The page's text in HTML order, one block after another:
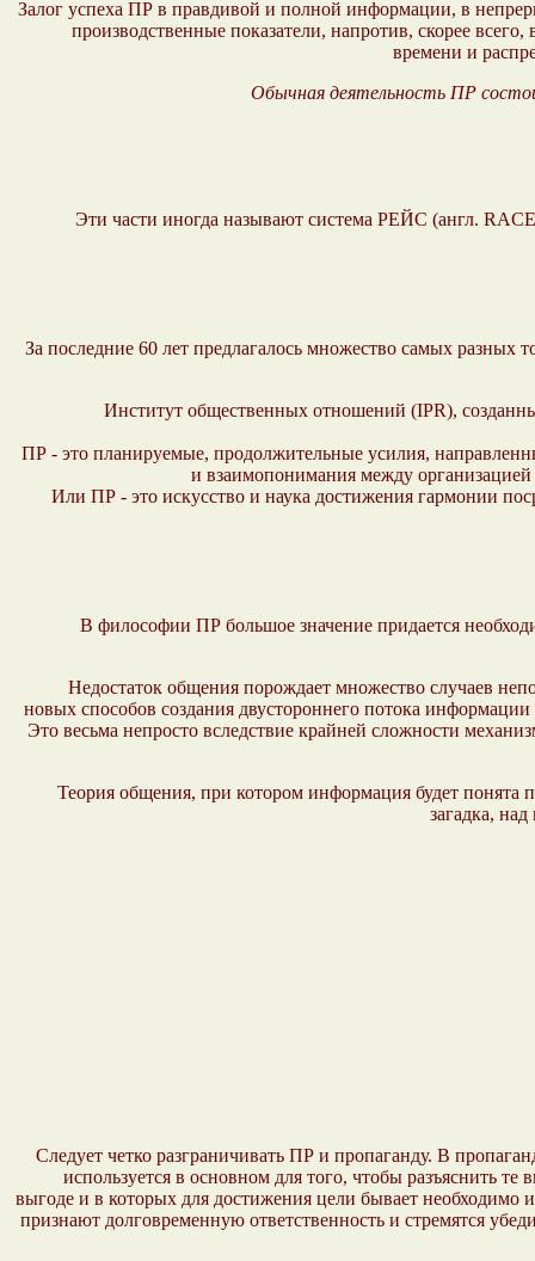
Залог успеха ПР в правдивой и полной информации, в
производственные показатели, напротив, скорее
времени и
Обычная деятельность ПР
Эти части иногда называют система РЕЙС (англ.
За последние 60 лет предлагалось множество самых разных
Институт общественных отношений (IPR),
ПР - это планируемые, продолжительные усилия,
и взаимопонимания между
Или ПР - это искусство и наука достижения гармонии
В философии ПР большое значение придается
Недостаток общения порождает множество случаев
новых способов создания двустороннего потока
Это весьма непросто вследствие крайней сложности
Теория общения, при котором информация будет понята
загадка,
Следует четко разграничивать ПР и пропаганду. В
используется в основном для того, чтобы разъяснить
выгоде и в которых для достижения цели бывает
признают долговременную ответственность и стремятся